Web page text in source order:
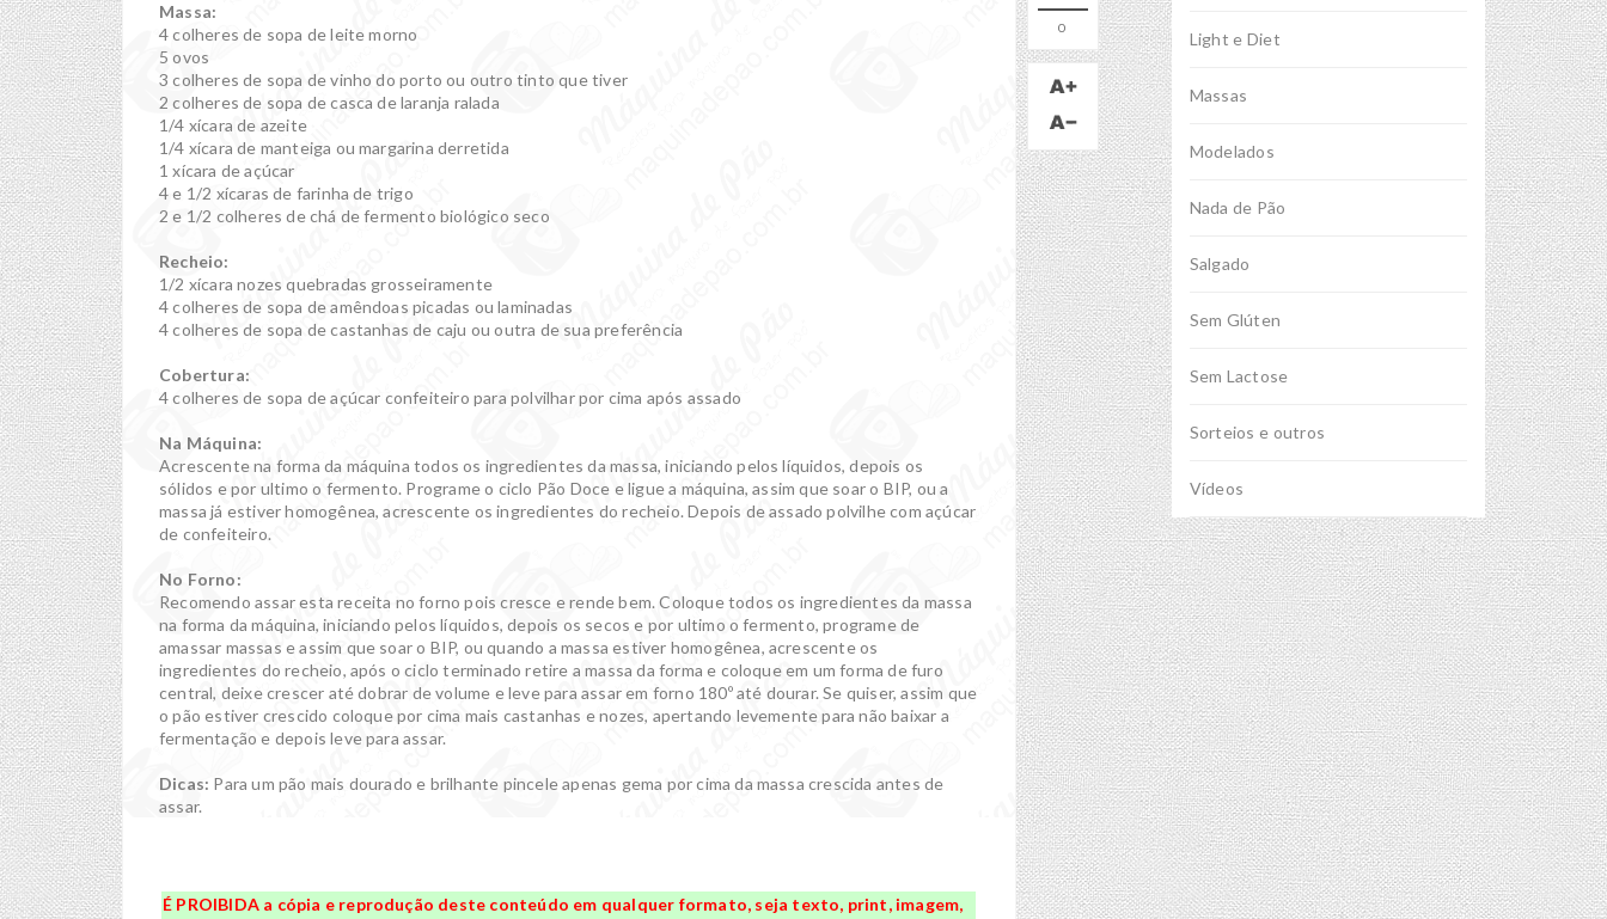
0
Massa:
4 colheres de sopa de leite morno
5 ovos
3 colheres de sopa de vinho do porto ou outro tinto que tiver
2 colheres de sopa de casca de laranja ralada
1/4 xícara de azeite
1/4 xícara de manteiga ou margarina derretida
1 xícara de açúcar
4 e 1/2 xícaras de farinha de trigo
2 e 1/2 colheres de chá de fermento biológico seco
Recheio:
1/2 xícara nozes quebradas grosseiramente
4 colheres de sopa de amêndoas picadas ou laminadas
4 colheres de sopa de castanhas de caju ou outra de sua preferência
Cobertura:
4 colheres de sopa de açúcar confeiteiro para polvilhar por cima após assado
Na Máquina:
Acrescente na forma da máquina todos os ingredientes da massa, iniciando pelos líquidos, depois os
sólidos e por ultimo o fermento. Programe o ciclo Pão Doce e ligue a máquina, assim que soar o BIP, ou a
massa já estiver homogênea, acrescente os ingredientes do recheio. Depois de assado polvilhe com açúcar
de confeiteiro.
No Forno:
Recomendo assar esta receita no forno pois cresce e rende bem. Coloque todos os ingredientes da massa
na forma da máquina, iniciando pelos líquidos, depois os secos e por ultimo o fermento, programe de
amassar massas e assim que soar o BIP, ou quando a massa estiver homogênea, acrescente os
ingredientes do recheio, após o ciclo terminado retire a massa da forma e coloque em um forma de furo
central, deixe crescer até dobrar de volume e leve para assar em forno 180º até dourar. Se quiser, assim que
o pão estiver crescido coloque por cima mais castanhas e nozes, apertando levemente para não baixar a
fermentação e depois leve para assar.
Dicas: Para um pão mais dourado e brilhante pincele apenas gema por cima da massa crescida antes de
assar.
É PROIBIDA a cópia e reprodução deste conteúdo em qualquer formato, seja texto, print, imagem,
Light e Diet
Massas
Modelados
Nada de Pão
Salgado
Sem Glúten
Sem Lactose
Sorteios e outros
Vídeos